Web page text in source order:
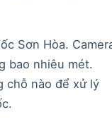
Sơn Hòa.
bao nhiêu mét.
chỗ nào để xử lý